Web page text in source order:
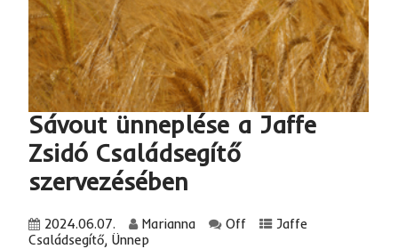
Sávout ünneplése a Jaffe
Zsidó Családsegítő
szervezésében
2024.06.07. Marianna Off
Jaffe
Családsegítő,Ünnep